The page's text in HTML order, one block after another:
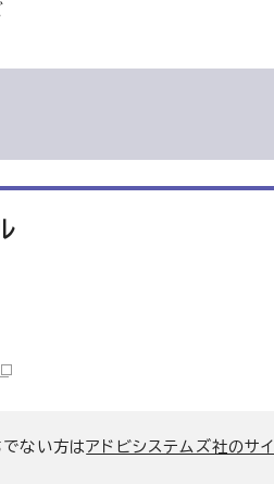
でない方はアドビシステムズ社のサイ